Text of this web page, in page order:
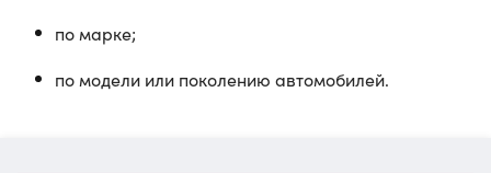
по марке;
по модели или поколению автомобилей.